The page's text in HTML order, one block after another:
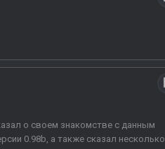
о своем знакомстве с данным
0.98b, а также сказал несколько